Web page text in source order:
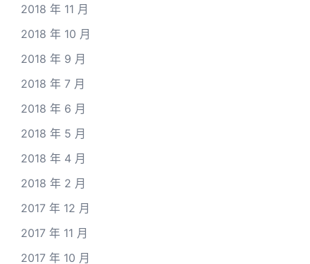
2018 年 11 月
2018 年 10 月
2018 年 9 月
2018 年 7 月
2018 年 6 月
2018 年 5 月
2018 年 4 月
2018 年 2 月
2017 年 12 月
2017 年 11 月
2017 年 10 月